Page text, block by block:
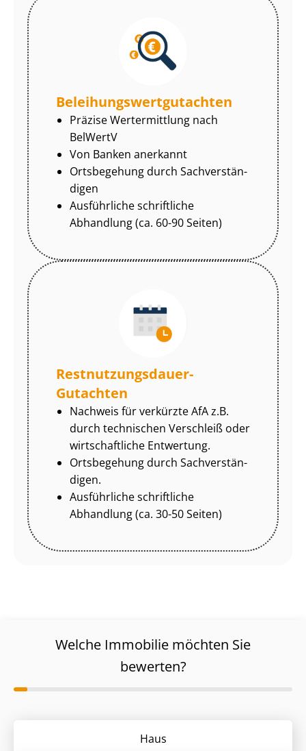
Be­lei­hungs­wert­gut­ach­ten
Präzise Wertermittlung nach
BelWertV
Von Banken anerkannt
Ortsbegehung durch Sach­ver­stän­
di­gen
Ausführliche schriftliche
Abhandlung (ca. 60-90 Seiten)
Rest­nut­zungs­dau­er-
Gutachten
Nachweis für verkürzte AfA z.B.
durch technischen Verschleiß oder
wirtschaftliche Entwertung.
Ortsbegehung durch Sach­ver­stän­
di­gen.
Ausführliche schriftliche
Abhandlung (ca. 30-50 Seiten)
Welche Immobilie möchten Sie
bewerten?
Haus